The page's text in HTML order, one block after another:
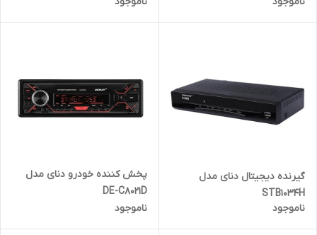
گیرنده دیجیتال دنای مدل
STB1034H
ناموجود
پخش کننده خودرو دنای مدل
DE-C8021D
ناموجود